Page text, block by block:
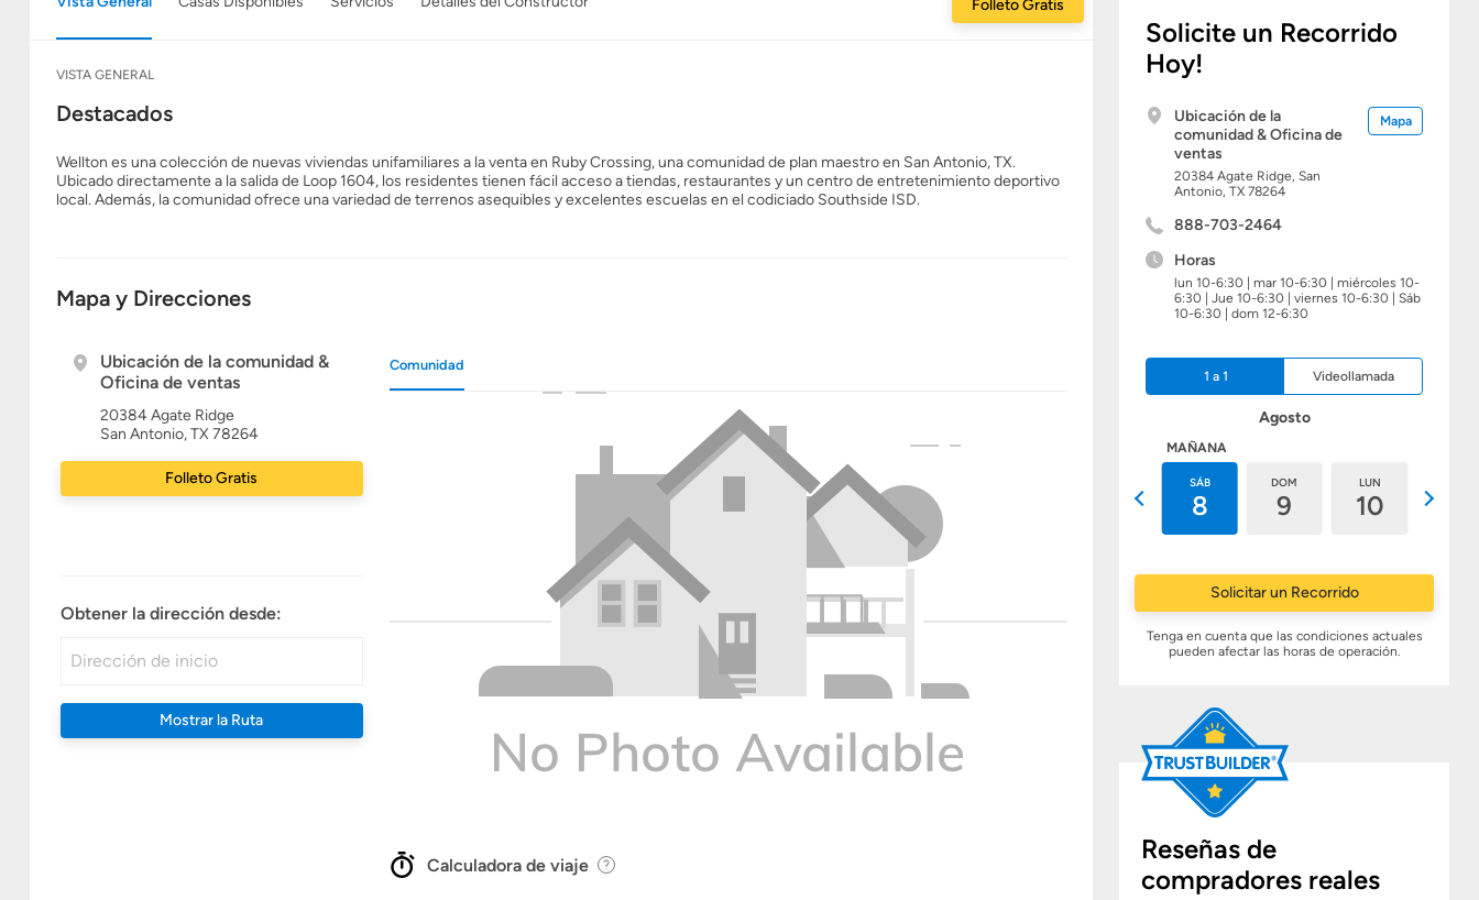
Solicite un Recorrido
Hoy!
Ubicación de la
comunidad & Oficina de
ventas
20384 Agate Ridge, San
Antonio, TX 78264
Mapa
888-703-2464
Horas
lun 10-6:30 | mar 10-6:30 | miércoles 10-
6:30 | Jue 10-6:30 | viernes 10-6:30 | Sáb
10-6:30 | dom 12-6:30
1 a 1 Videollamada
Agosto
MAÑANA
SÁB
8
DOM
9
LUN
10
Solicitar un Recorrido
Tenga en cuenta que las condiciones actuales
pueden afectar las horas de operación.
Reseñas de
compradores reales
Folleto Gratis
VISTA GENERAL
Destacados
Wellton es una colección de nuevas viviendas unifamiliares a la venta en Ruby Crossing, una comunidad de plan maestro en San Antonio, TX.
Ubicado directamente a la salida de Loop 1604, los residentes tienen fácil acceso a tiendas, restaurantes y un centro de entretenimiento deportivo
local. Además, la comunidad ofrece una variedad de terrenos asequibles y excelentes escuelas en el codiciado Southside ISD.
Mapa y Direcciones
Ubicación de la comunidad &
Oficina de ventas
20384 Agate Ridge
San Antonio, TX 78264
Folleto Gratis
Obtener la dirección desde:
Mostrar la Ruta
Comunidad
Calculadora de viaje